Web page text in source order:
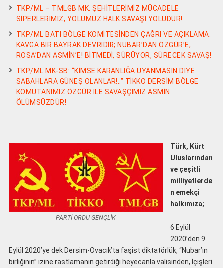
TKP/ML – TMLGB MK: ŞEHİTLERİMİZ MÜCADELE
SİPERLERİMİZ, YOLUMUZ HALK SAVAŞI YOLUDUR!
TKP/ML BATI BÖLGE KOMİTESİNDEN ÇAĞRI VE AÇIKLAMA:
KAVGA BİR BAYRAK DEVRİDİR; NUBAR’DAN ÖZGÜR’E,
ROSA’DAN ASMİN’E! BİTMEDİ, SÜRÜYOR, SÜRECEK SAVAŞ!
TKP/ML MK-SB: “KİMSE KARANLIĞA UYANMASIN DİYE
SABAHLARA GÜNEŞ OLANLAR!..” TİKKO DERSİM BÖLGE
KOMUTANIMIZ ÖZGÜR İLE SAVAŞÇIMIZ ASMİN
ÖLÜMSÜZDÜR!
PARTİ-ORDU-GENÇLİK
Türk, Kürt
Uluslarından
ve çeşitli
milliyetlerde
n emekçi
halkımıza;
6 Eylül
2020’den 9
Eylül 2020’ye dek Dersim-Ovacık’ta faşist diktatörlük, “Nubar’ın
birliğinin” izine rastlamanın getirdiği heyecanla valisinden, İçişleri